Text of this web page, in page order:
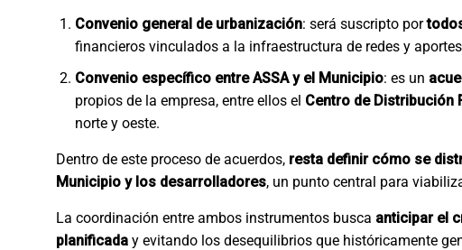
Convenio general de urbanización: será suscripto por
financieros vinculados a la infraestructura de redes y
Convenio específico entre ASSA y el Municipio: es un
propios de la empresa, entre ellos el Centro de Distribución
norte y oeste.
Dentro de este proceso de acuerdos, resta definir cómo se
Municipio y los desarrolladores, un punto central para
La coordinación entre ambos instrumentos busca anticipar el
planificada y evitando los desequilibrios que históricamente